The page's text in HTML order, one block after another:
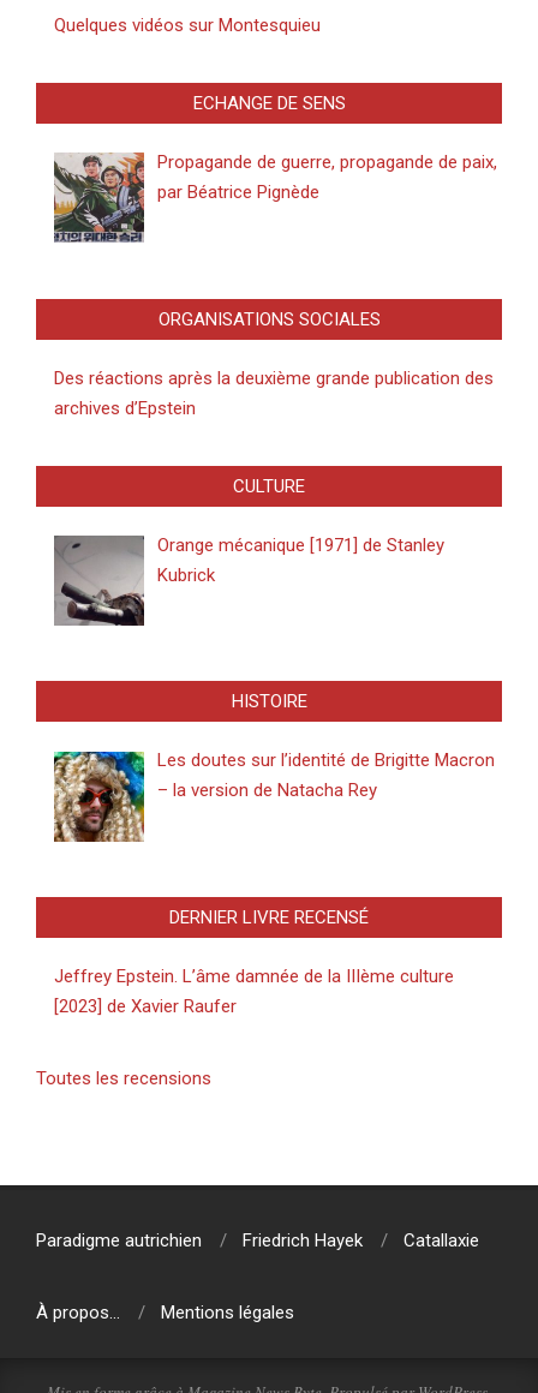
Quelques vidéos sur Montesquieu
ECHANGE DE SENS
Propagande de guerre, propagande de paix,
par Béatrice Pignède
ORGANISATIONS SOCIALES
Des réactions après la deuxième grande publication des
archives d’Epstein
CULTURE
Orange mécanique [1971] de Stanley
Kubrick
HISTOIRE
Les doutes sur l’identité de Brigitte Macron
– la version de Natacha Rey
DERNIER LIVRE RECENSÉ
Jeffrey Epstein. L’âme damnée de la IIIème culture
[2023] de Xavier Raufer
Toutes les recensions
Paradigme autrichien Friedrich Hayek Catallaxie
À propos… Mentions légales